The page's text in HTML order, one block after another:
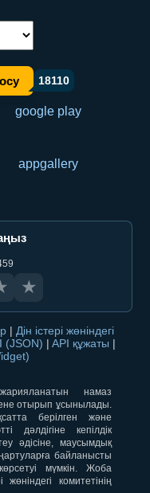
18110
★
| Дін істері жөніндегі
(JSON) | API құжаты |
намаз
отырып ұсынылады.
берілген және
дәлдігіне кепілдік
әдісіне, маусымдық
байланысты
мүмкін. Жоба
комитетінің